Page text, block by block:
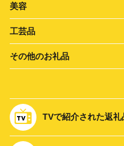
美容
工芸品
その他のお礼品
TVで紹介された返礼